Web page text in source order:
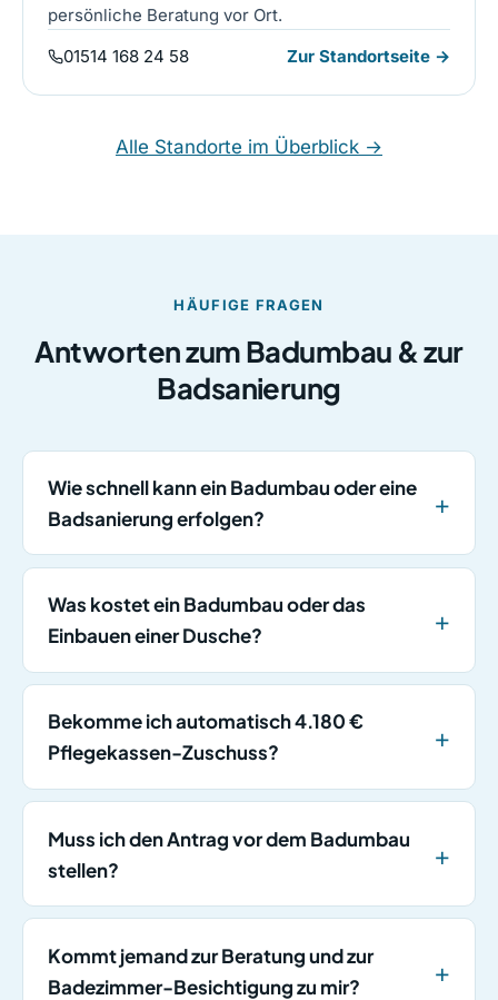
persönliche Beratung vor Ort.
01514 168 24 58
Zur Standortseite →
Alle Standorte im Überblick →
HÄUFIGE FRAGEN
Antworten zum Badumbau & zur
Badsanierung
Wie schnell kann ein Badumbau oder eine
Badsanierung erfolgen?
Was kostet ein Badumbau oder das
Einbauen einer Dusche?
Bekomme ich automatisch 4.180 €
Pflegekassen-Zuschuss?
Muss ich den Antrag vor dem Badumbau
stellen?
Kommt jemand zur Beratung und zur
Badezimmer-Besichtigung zu mir?